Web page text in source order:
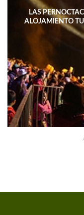
LAS
ALOJAMIENTO